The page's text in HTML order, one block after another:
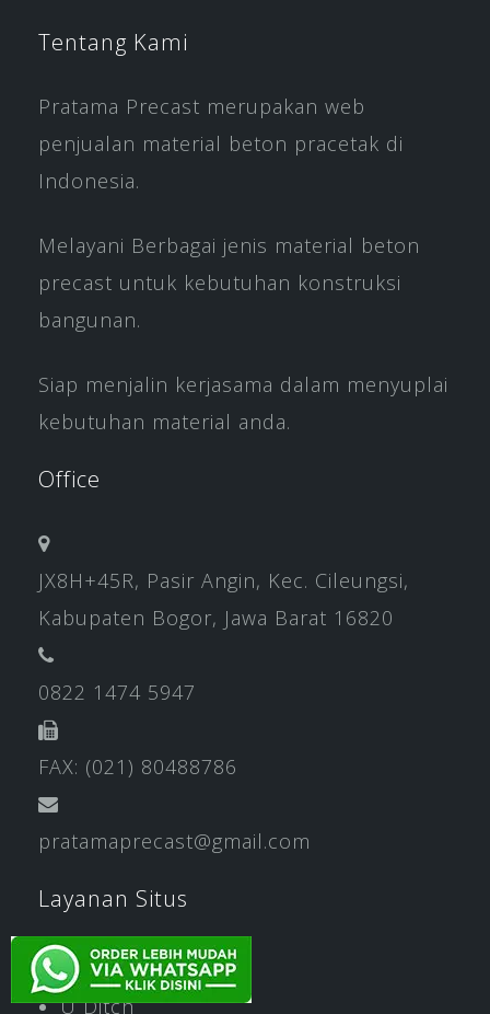
Tentang Kami
Pratama Precast merupakan web
penjualan material beton pracetak di
Indonesia.
Melayani Berbagai jenis material beton
precast untuk kebutuhan konstruksi
bangunan.
Siap menjalin kerjasama dalam menyuplai
kebutuhan material anda.
Office
JX8H+45R, Pasir Angin, Kec. Cileungsi,
Kabupaten Bogor, Jawa Barat 16820
0822 1474 5947
FAX: (021) 80488786
pratamaprecast@gmail.com
Layanan Situs
Box Culvert
U Ditch